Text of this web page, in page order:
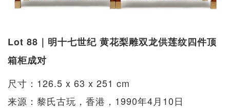
Lot 88｜明十七世纪 黄花梨雕双龙供莲纹四件顶
箱柜成对
尺寸：126.5 x 63 x 251 cm
来源：黎氏古玩，香港，1990年4月10日